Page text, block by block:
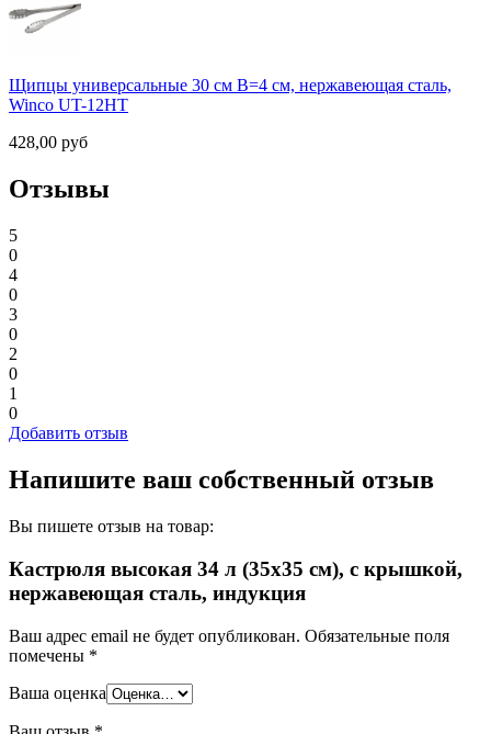
Щипцы универсальные 30 см В=4 см, нержавеющая сталь,
Winco UT-12HT
428,00 руб
Отзывы
5
0
4
0
3
0
2
0
1
0
Добавить отзыв
Напишите ваш собственный отзыв
Вы пишете отзыв на товар:
Кастрюля высокая 34 л (35х35 см), с крышкой,
нержавеющая сталь, индукция
Ваш адрес email не будет опубликован. Обязательные поля
помечены *
Ваша оценка